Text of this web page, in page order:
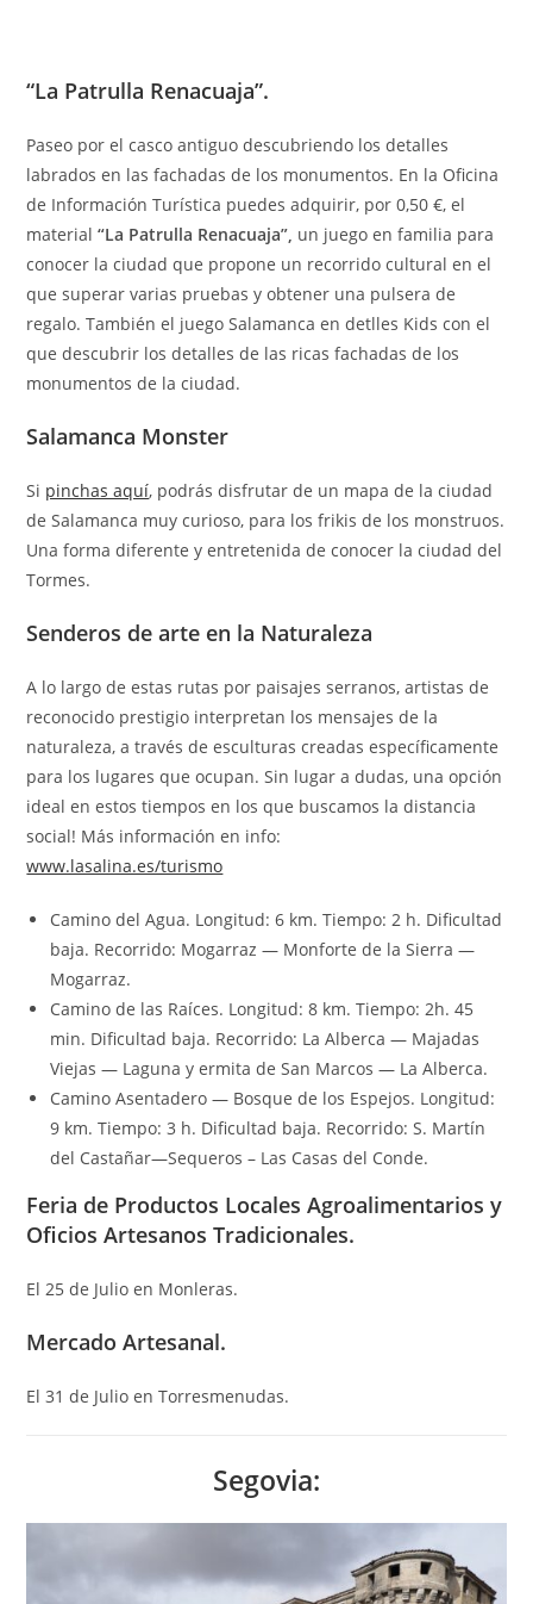
“La Patrulla Renacuaja”.
Paseo por el casco antiguo descubriendo los detalles
labrados en las fachadas de los monumentos. En la Oficina
de Información Turística puedes adquirir, por 0,50 €, el
material“La Patrulla Renacuaja”, un juego en familia para
conocer la ciudad que propone un recorrido cultural en el
que superar varias pruebas y obtener una pulsera de
regalo. También el juego Salamanca en detlles Kids con el
que descubrir los detalles de las ricas fachadas de los
monumentos de la ciudad.
Salamanca Monster
Si pinchas aquí, podrás disfrutar de un mapa de la ciudad
de Salamanca muy curioso, para los frikis de los monstruos.
Una forma diferente y entretenida de conocer la ciudad del
Tormes.
Senderos de arte en la Naturaleza
A lo largo de estas rutas por paisajes serranos, artistas de
reconocido prestigio interpretan los mensajes de la
naturaleza, a través de esculturas creadas específicamente
para los lugares que ocupan. Sin lugar a dudas, una opción
ideal en estos tiempos en los que buscamos la distancia
social! Más información en info:
www.lasalina.es/turismo
Camino del Agua. Longitud: 6 km. Tiempo: 2 h. Dificultad
baja. Recorrido: Mogarraz — Monforte de la Sierra —
Mogarraz.
Camino de las Raíces. Longitud: 8 km. Tiempo: 2h. 45
min. Dificultad baja. Recorrido: La Alberca — Majadas
Viejas — Laguna y ermita de San Marcos — La Alberca.
Camino Asentadero — Bosque de los Espejos. Longitud:
9 km. Tiempo: 3 h. Dificultad baja. Recorrido: S. Martín
del Castañar—Sequeros – Las Casas del Conde.
Feria de Productos Locales Agroalimentarios y
Oficios Artesanos Tradicionales.
El 25 de Julio en Monleras.
Mercado Artesanal.
El 31 de Julio en Torresmenudas.
Segovia: